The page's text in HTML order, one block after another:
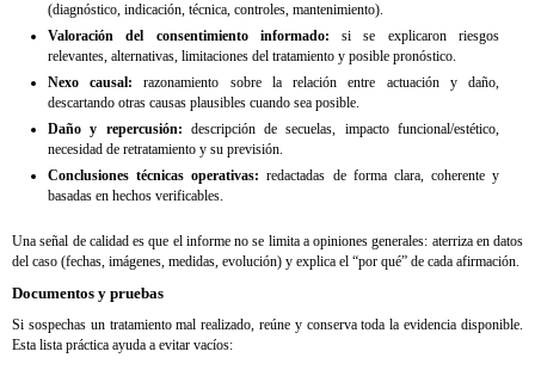
(diagnóstico, indicación, técnica, controles, mantenimiento).
Valoración del consentimiento informado: si se explicaron riesgos
relevantes, alternativas, limitaciones del tratamiento y posible pronóstico.
Nexo causal: razonamiento sobre la relación entre actuación y daño,
descartando otras causas plausibles cuando sea posible.
Daño y repercusión: descripción de secuelas, impacto funcional/estético,
necesidad de retratamiento y su previsión.
Conclusiones técnicas operativas: redactadas de forma clara, coherente y
basadas en hechos verificables.
Una señal de calidad es que el informe no se limita a opiniones generales: aterriza en datos
del caso (fechas, imágenes, medidas, evolución) y explica el “por qué” de cada afirmación.
Documentos y pruebas
Si sospechas un tratamiento mal realizado, reúne y conserva toda la evidencia disponible.
Esta lista práctica ayuda a evitar vacíos: